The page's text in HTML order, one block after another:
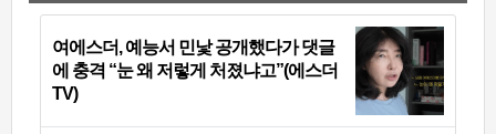
여에스더, 예능서 민낯 공개했다가 댓글
에 충격 “눈 왜 저렇게 처졌냐고”(에스더
TV)